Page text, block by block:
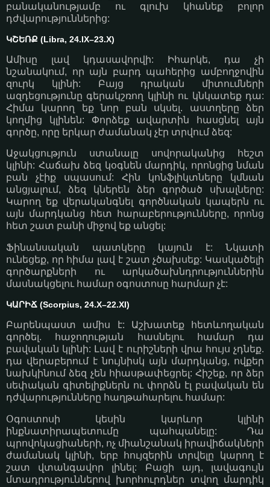
բանականությամբ ու գլուխ կհանեք բոլոր
դժվարություններից:
ԿՇԵՌՔ (Libra, 24.IX–23.X)
Ամիսը լավ կդասավորվի: Իհարկե, դա չի
նշանակում, որ այն բարդ պահերից ամբողջովին
զուրկ կլինի: Բայց դրական միտումների
ազդեցությունը գերակշռող կլինի ու կնկատեք դա:
Հիմա կարող եք նոր բան սկսել. աստղերը ձեր
կողմից կլինեն: Փորձեք ավարտին հասցնել այն
գործը, որը երկար ժամանակ չէր տրվում ձեզ:
Աջակցություն ստանալը սովորականից հեշտ
կլինի: Հաճախ ձեզ կօգնեն մարդիկ, որոնցից նման
բան չէիք սպասում: Հին կոնֆլիկտները կմնան
անցյալում, ձեզ կներեն ձեր գործած սխալները:
Կարող եք վերականգնել գործնական կապերն ու
այն մարդկանց հետ հարաբերությունները, որոնց
հետ շատ բանի միջով եք անցել:
Ֆինանսական պատկերը կայուն է: Նկատի
ունեցեք, որ հիմա լավ է շատ չծախսեք: Կասկածելի
գործարքների ու արկածախնդրություններին
մասնակցելու համար օգոստոսը հարմար չէ:
ԿԱՐԻՃ (Scorpius, 24.X–22.XI)
Բարենպաստ ամիս է: Աշխատեք հետևողական
գործել. հաջողության հասնելու համար դա
բավական կլինի: Լավ է ուրիշների վրա հույս չդնեք.
դա վերաբերում է նույնիսկ այն մարդկանց, ովքեր
նախկինում ձեզ չեն հիասթափեցրել: Հիշեք, որ ձեր
սեփական գիտելիքներն ու փորձն էլ բավական են
դժվարությունները հաղթահարելու համար:
Օգոստոսի կեսին կարևոր կլինի
ինքնատիրապետումը պահպանելը: Դա
պրովոկացիաների, ոչ միանշանակ իրավիճակների
ժամանակ կլինի, երբ հույզերին տրվելը կարող է
շատ վտանգավոր լինել: Բացի այդ, լավագույն
մտադրություններով խորհուրդներ տվող մարդիկ